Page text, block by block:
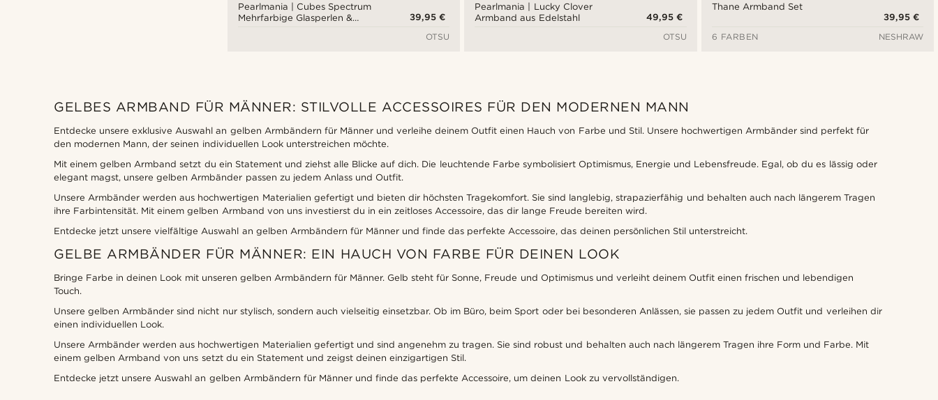
Pearlmania | Cubes Spectrum
Mehrfarbige Glasperlen &
39,95 €
OTSU
Pearlmania | Lucky Clover
Armband aus Edelstahl
49,95 €
OTSU
Thane Armband Set
39,95 €
6 FARBEN
NESHRAW
GELBES ARMBAND FÜR MÄNNER: STILVOLLE ACCESSOIRES FÜR DEN MODERNEN MANN
Entdecke unsere exklusive Auswahl an gelben Armbändern für Männer und verleihe deinem Outfit einen Hauch von Farbe und Stil. Unsere hochwertigen Armbänder sind perfekt für
den modernen Mann, der seinen individuellen Look unterstreichen möchte.
Mit einem gelben Armband setzt du ein Statement und ziehst alle Blicke auf dich. Die leuchtende Farbe symbolisiert Optimismus, Energie und Lebensfreude. Egal, ob du es lässig oder
elegant magst, unsere gelben Armbänder passen zu jedem Anlass und Outfit.
Unsere Armbänder werden aus hochwertigen Materialien gefertigt und bieten dir höchsten Tragekomfort. Sie sind langlebig, strapazierfähig und behalten auch nach längerem Tragen
ihre Farbintensität. Mit einem gelben Armband von uns investierst du in ein zeitloses Accessoire, das dir lange Freude bereiten wird.
Entdecke jetzt unsere vielfältige Auswahl an gelben Armbändern für Männer und finde das perfekte Accessoire, das deinen persönlichen Stil unterstreicht.
GELBE ARMBÄNDER FÜR MÄNNER: EIN HAUCH VON FARBE FÜR DEINEN LOOK
Bringe Farbe in deinen Look mit unseren gelben Armbändern für Männer. Gelb steht für Sonne, Freude und Optimismus und verleiht deinem Outfit einen frischen und lebendigen
Touch.
Unsere gelben Armbänder sind nicht nur stylisch, sondern auch vielseitig einsetzbar. Ob im Büro, beim Sport oder bei besonderen Anlässen, sie passen zu jedem Outfit und verleihen dir
einen individuellen Look.
Unsere Armbänder werden aus hochwertigen Materialien gefertigt und sind angenehm zu tragen. Sie sind robust und behalten auch nach längerem Tragen ihre Form und Farbe. Mit
einem gelben Armband von uns setzt du ein Statement und zeigst deinen einzigartigen Stil.
Entdecke jetzt unsere Auswahl an gelben Armbändern für Männer und finde das perfekte Accessoire, um deinen Look zu vervollständigen.